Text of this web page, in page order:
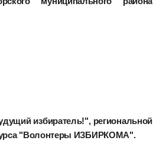
избиратель!", региональной
"Волонтеры ИЗБИРКОМА".